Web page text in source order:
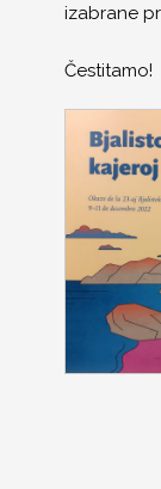
izabrane
Čestitamo!